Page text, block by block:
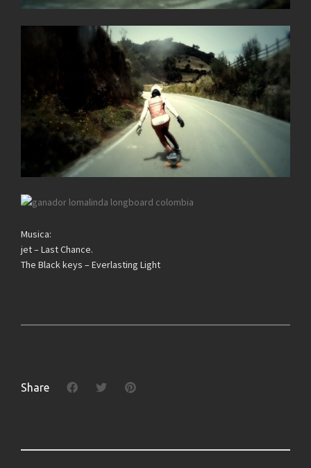
Musica:
jet – Last Chance.
The Black keys – Everlasting Light
Share